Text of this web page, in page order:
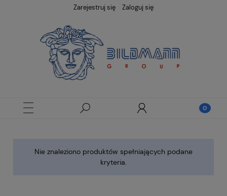
Zarejestruj się Zaloguj się
Nie znaleziono produktów spełniających podane
kryteria.